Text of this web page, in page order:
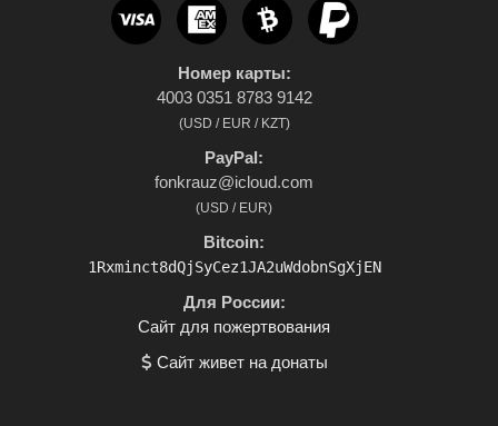
Номер карты:
4003 0351 8783 9142
(USD / EUR / KZT)
PayPal:
fonkrauz@icloud.com
(USD / EUR)
Bitcoin:
1Rxminct8dQjSyCez1JA2uWdobnSgXjEN
Для России:
Сайт для пожертвования
Сайт живет на донаты